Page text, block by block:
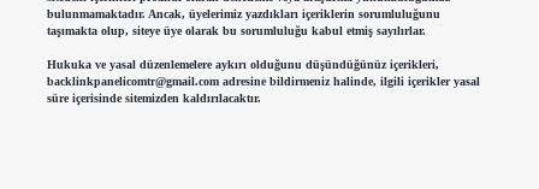
bulunmamaktadır. Ancak, üyelerimiz yazdıkları içeriklerin sorumluluğunu
taşımakta olup, siteye üye olarak bu sorumluluğu kabul etmiş sayılırlar.
Hukuka ve yasal düzenlemelere aykırı olduğunu düşündüğünüz içerikleri,
backlinkpanelicomtr@gmail.comadresine bildirmeniz halinde, ilgili içerikler yasal
süre içerisinde sitemizden kaldırılacaktır.